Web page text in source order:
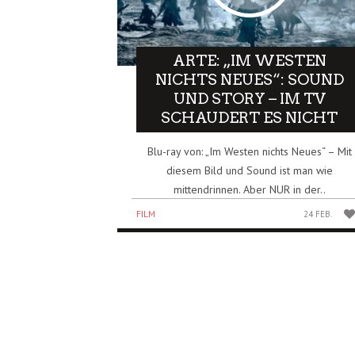
ARTE: „IM WESTEN
NICHTS NEUES“: SOUND
UND STORY – IM TV
SCHAUDERT ES NICHT
Blu-ray von: „Im Westen nichts Neues“ – Mit
diesem Bild und Sound ist man wie
mittendrinnen. Aber NUR in der..
FILM 24 FEB.